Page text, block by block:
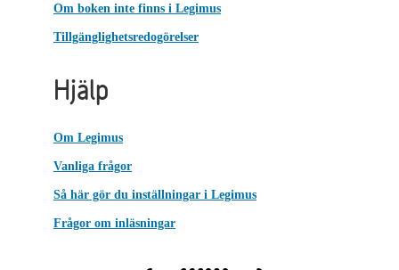
Om boken inte finns i Legimus
Tillgänglighetsredogörelser
Hjälp
Om Legimus
Vanliga frågor
Så här gör du inställningar i Legimus
Frågor om inläsningar